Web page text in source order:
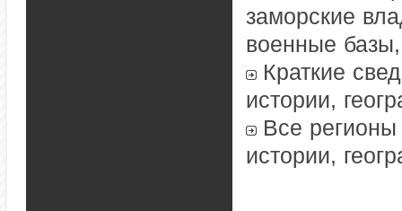
заморские
военные
Краткие
истории,
Все
истории,